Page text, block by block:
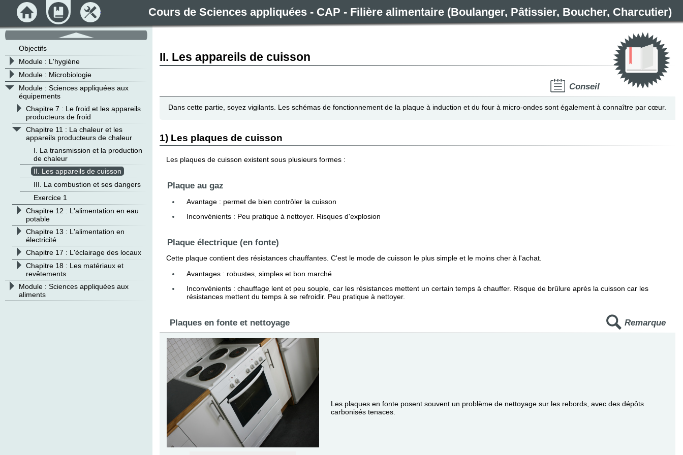
Cours de Sciences appliquées - CAP - Filière alimentaire (Boulanger, Pâtissier, Boucher, Charcutier)
II. Les appareils de cuisson
Conseil
Dans cette partie, soyez vigilants. Les schémas de fonctionnement de la plaque à induction et du four à micro-ondes sont également à connaître par cœur.
1) Les plaques de cuisson
Les plaques de cuisson existent sous plusieurs formes :
Plaque au gaz
Avantage : permet de bien contrôler la cuisson
Inconvénients : Peu pratique à nettoyer. Risques d'explosion
Plaque électrique (en fonte)
Cette plaque contient des résistances chauffantes. C'est le mode de cuisson le plus simple et le moins cher à l'achat.
Avantages : robustes, simples et bon marché
Inconvénients : chauffage lent et peu souple, car les résistances mettent un certain temps à chauffer. Risque de brûlure après la cuisson car les
résistances mettent du temps à se refroidir. Peu pratique à nettoyer.
Remarque
Plaques en fonte et nettoyage
Les plaques en fonte posent souvent un problème de nettoyage sur les rebords, avec des dépôts
carbonisés tenaces.
Objectifs
Module : L'hygiène
Module : Microbiologie
Module : Sciences appliquées aux
équipements
>Chapitre 7 : Le froid et les appareils
producteurs de froid
vChapitre 11 : La chaleur et les
appareils producteurs de chaleur
I. La transmission et la production
de chaleur
II. Les appareils de cuisson
III. La combustion et ses dangers
Exercice 1
>Chapitre 12 : L'alimentation en eau
potable
>Chapitre 13 : L'alimentation en
électricité
>Chapitre 17 : L'éclairage des locaux
>Chapitre 18 : Les matériaux et
revêtements
Module : Sciences appliquées aux
aliments
Accueil Module Outils